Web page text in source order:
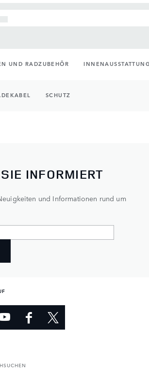
UND RADZUBEHÖR
SCHUTZ
INFORMIERT
und Informationen rund um